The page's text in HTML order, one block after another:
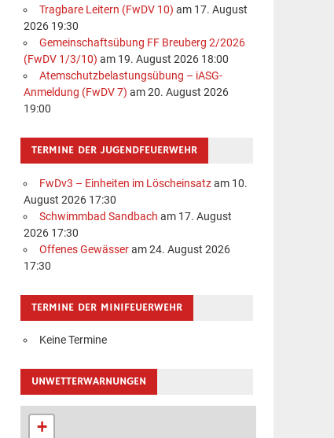
Tragbare Leitern (FwDV 10) am 17. August
2026 19:30
Gemeinschaftsübung FF Breuberg 2/2026
(FwDV 1/3/10) am 19. August 2026 18:00
Atemschutzbelastungsübung – iASG-
Anmeldung (FwDV 7) am 20. August 2026
19:00
TERMINE DER JUGENDFEUERWEHR
FwDv3 – Einheiten im Löscheinsatzam 10.
August 2026 17:30
Schwimmbad Sandbach am 17. August
2026 17:30
Offenes Gewässeram 24. August 2026
17:30
TERMINE DER MINIFEUERWEHR
Keine Termine
UNWETTERWARNUNGEN
+